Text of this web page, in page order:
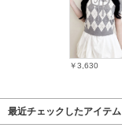
￥3,630
最近チェックしたアイテム